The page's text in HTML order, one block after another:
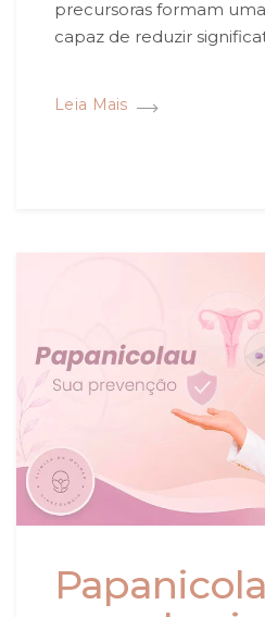
precursoras formam
capaz de reduzir
Leia Mais